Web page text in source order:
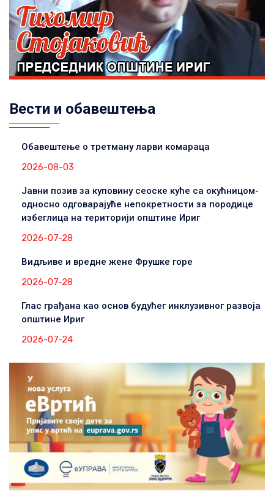
Вести и обавештења
Обавештење о третману ларви комараца
2026-08-03
Јавни позив за куповину сеоске куће са окућницом-
односно одговарајуће непокретности за породице
избеглица на територији општине Ириг
2026-07-28
Видљиве и вредне жене Фрушке горе
2026-07-28
Глас грађана као основ будућег инклузивног развоја
општине Ириг
2026-07-24